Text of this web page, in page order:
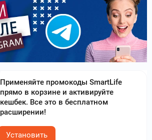
Применяйте промокоды SmartLife
прямо в корзине и активируйте
кешбек. Все это в бесплатном
расширении!
Установить